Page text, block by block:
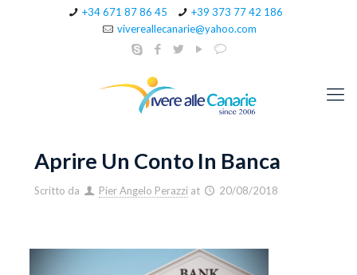
+34 671 87 86 45
+39 373 77 42 186
vivereallecanarie@yahoo.com
Aprire Un Conto In Banca
Scritto da Pier Angelo Perazzi at 20/08/2018